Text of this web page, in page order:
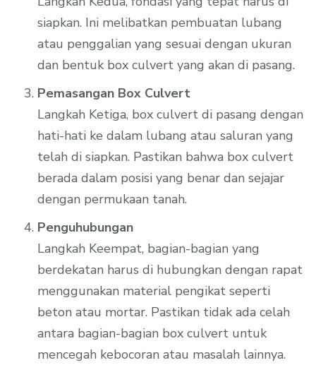
siapkan. Ini melibatkan pembuatan lubang
atau penggalian yang sesuai dengan ukuran
dan bentuk box culvert yang akan di pasang.
Pemasangan Box Culvert
Langkah Ketiga, box culvert di pasang dengan
hati-hati ke dalam lubang atau saluran yang
telah di siapkan. Pastikan bahwa box culvert
berada dalam posisi yang benar dan sejajar
dengan permukaan tanah.
Penguhubungan
Langkah Keempat, bagian-bagian yang
berdekatan harus di hubungkan dengan rapat
menggunakan material pengikat seperti
beton atau mortar. Pastikan tidak ada celah
antara bagian-bagian box culvert untuk
mencegah kebocoran atau masalah lainnya.